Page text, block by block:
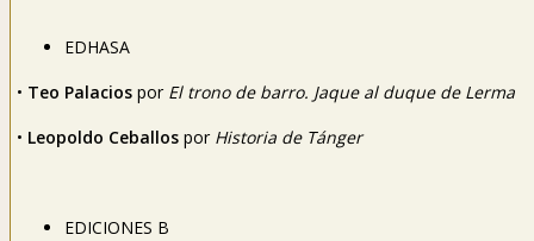
EDHASA
• Teo Palacios por El trono de barro. Jaque al duque de Lerma
• Leopoldo Ceballos por Historia de Tánger
EDICIONES B